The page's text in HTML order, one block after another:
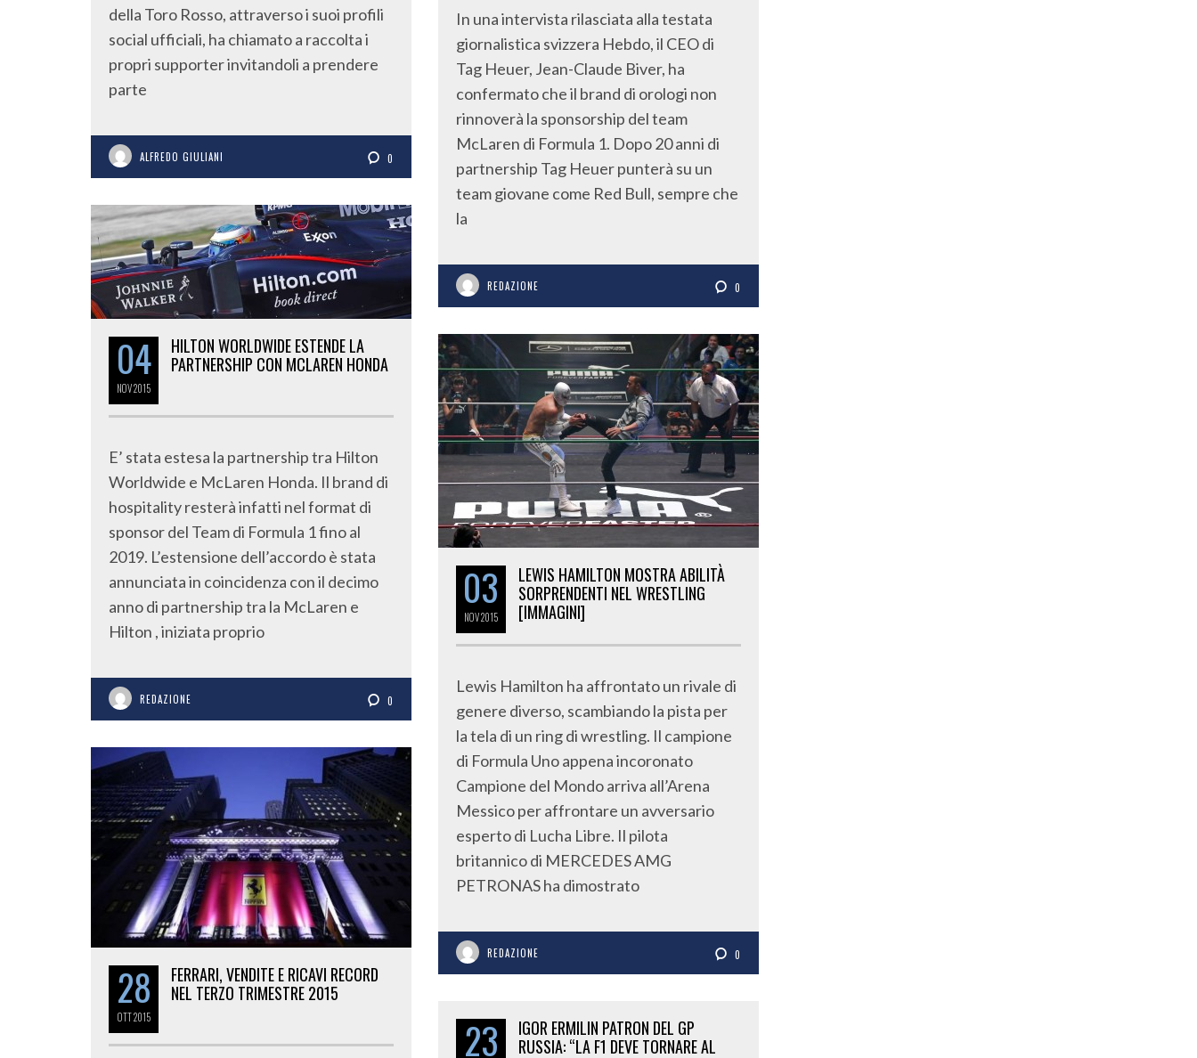
In una intervista rilasciata alla testata
giornalistica svizzera Hebdo, il CEO di
Tag Heuer, Jean-Claude Biver, ha
confermato che il brand di orologi non
rinnoverà la sponsorship del team
McLaren di Formula 1. Dopo 20 anni di
partnership Tag Heuer punterà su un
team giovane come Red Bull, sempre che
la
REDAZIONE 0
della Toro Rosso, attraverso i suoi profili
social ufficiali, ha chiamato a raccolta i
propri supporter invitandoli a prendere
parte
ALFREDO GIULIANI 0
04
NOV2015
HILTON WORLDWIDE ESTENDE LA
PARTNERSHIP CON MCLAREN HONDA
E’ stata estesa la partnership tra Hilton
Worldwide e McLaren Honda. Il brand di
hospitality resterà infatti nel format di
sponsor del Team di Formula 1 fino al
2019. L’estensione dell’accordo è stata
annunciata in coincidenza con il decimo
anno di partnership tra la McLaren e
Hilton , iniziata proprio
REDAZIONE 0
03
NOV2015
LEWIS HAMILTON MOSTRA ABILITÀ
SORPRENDENTI NEL WRESTLING
[IMMAGINI]
Lewis Hamilton ha affrontato un rivale di
genere diverso, scambiando la pista per
la tela di un ring di wrestling. Il campione
di Formula Uno appena incoronato
Campione del Mondo arriva all’Arena
Messico per affrontare un avversario
esperto di Lucha Libre. Il pilota
britannico di MERCEDES AMG
PETRONAS ha dimostrato
REDAZIONE 0
28
OTT2015
FERRARI, VENDITE E RICAVI RECORD
NEL TERZO TRIMESTRE 2015
23
IGOR ERMILIN PATRON DEL GP
RUSSIA: “LA F1 DEVE TORNARE AL